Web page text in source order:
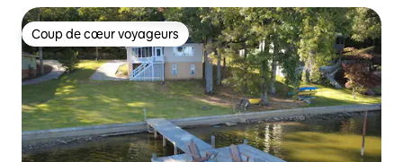
Coup de cœur voyageurs
Coup de cœur voyageurs